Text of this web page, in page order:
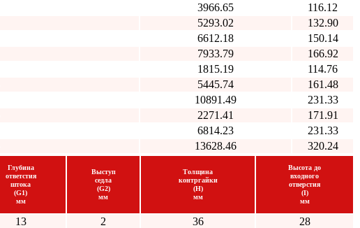
3966.65
116.12
5293.02
132.90
6612.18
150.14
7933.79 166.92
1815.19
114.76
5445.74
161.48
10891.49 231.33
2271.41
171.91
6814.23
231.33
13628.46 320.24
Глубина
ответстия
штока
(G1)
мм
Выступ
седла
(G2)
мм
Толщина
контргайки
(H)
мм
Высота до
входного
отверстия
(I)
мм
13 2 36 28